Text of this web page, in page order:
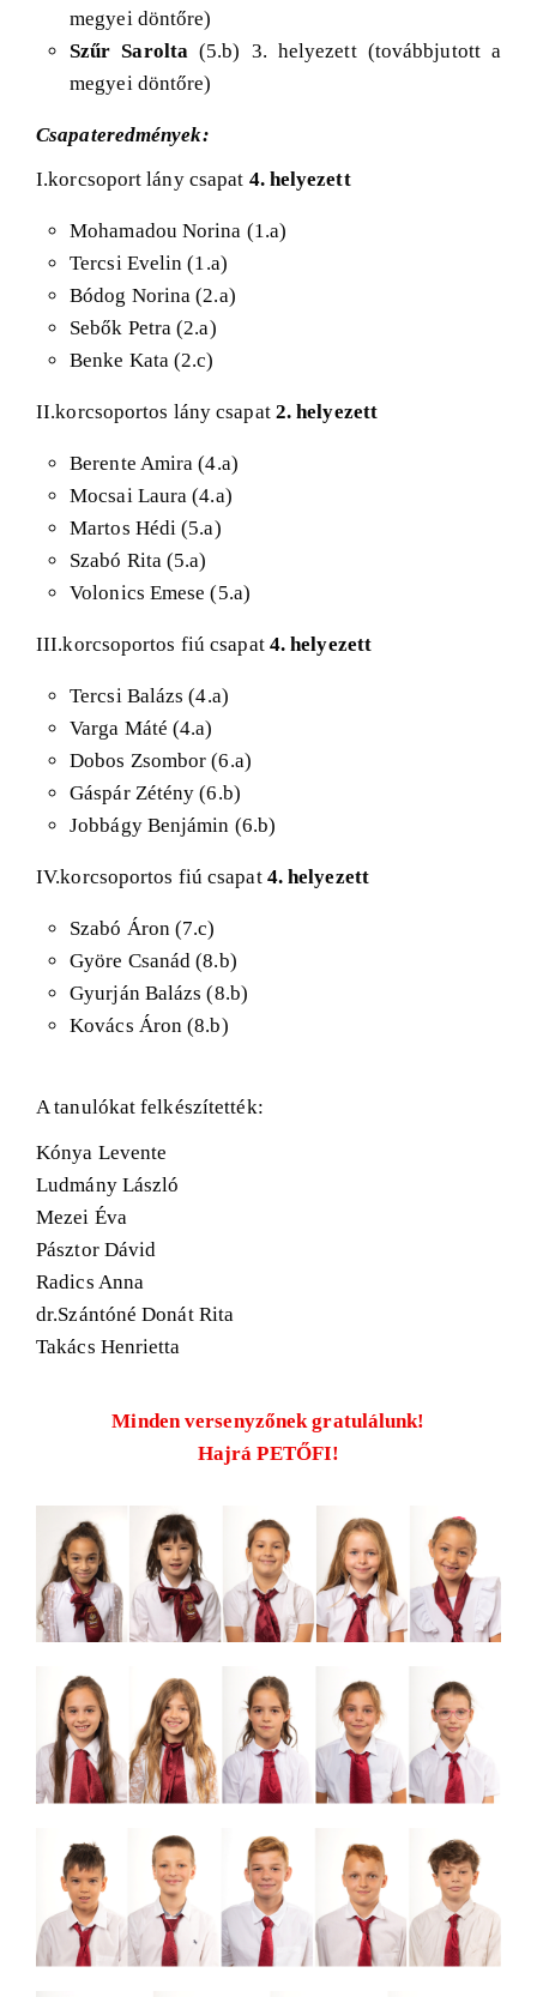
megyei döntőre)
Szűr Sarolta (5.b) 3. helyezett (továbbjutott a
megyei döntőre)
Csapateredmények:
I.korcsoport lány csapat 4. helyezett
Mohamadou Norina (1.a)
Tercsi Evelin (1.a)
Bódog Norina (2.a)
Sebők Petra (2.a)
Benke Kata (2.c)
II.korcsoportos lány csapat 2. helyezett
Berente Amira (4.a)
Mocsai Laura (4.a)
Martos Hédi (5.a)
Szabó Rita (5.a)
Volonics Emese (5.a)
III.korcsoportos fiú csapat 4. helyezett
Tercsi Balázs (4.a)
Varga Máté (4.a)
Dobos Zsombor (6.a)
Gáspár Zétény (6.b)
Jobbágy Benjámin (6.b)
IV.korcsoportos fiú csapat 4. helyezett
Szabó Áron (7.c)
Györe Csanád (8.b)
Gyurján Balázs (8.b)
Kovács Áron (8.b)
A tanulókat felkészítették:
Kónya Levente
Ludmány László
Mezei Éva
Pásztor Dávid
Radics Anna
dr.Szántóné Donát Rita
Takács Henrietta
Minden versenyzőnek gratulálunk!
Hajrá PETŐFI!